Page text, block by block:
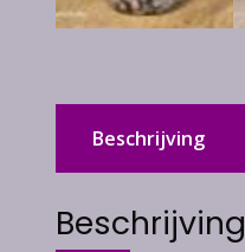
Beschrijving
Beschrijving